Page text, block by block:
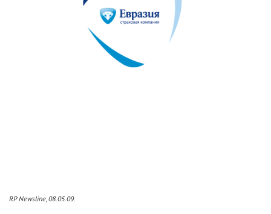
RP Newsline, 08.05.09.